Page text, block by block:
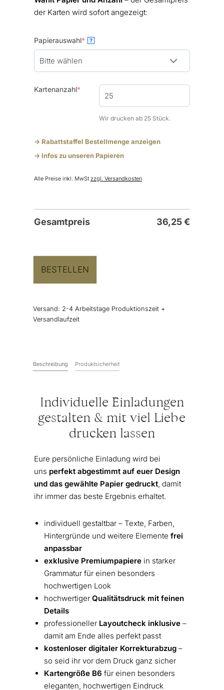
der Karten wird sofort angezeigt:
Papierauswahl*(required)
?
Kartenanzahl*(required)
Wir drucken ab 25 Stück.
-> Rabattstaffel Bestellmenge anzeigen
-> Infos zu unseren Papieren
Alle Preise inkl. MwSt zzgl. Versandkosten
Gesamtpreis 36,25€
BESTELLEN
Versand: 2-4 Arbeitstage Produktionszeit +
Versandlaufzeit
Beschreibung Produktsicherheit
Individuelle Einladungen
gestalten & mit viel Liebe
drucken lassen
Eure persönliche Einladung wird bei
uns perfekt abgestimmt auf euer Design
und das gewählte Papier gedruckt, damit
ihr immer das beste Ergebnis erhaltet.
individuell gestaltbar – Texte, Farben,
Hintergründe und weitere Elemente frei
anpassbar
exklusive Premiumpapierein starker
Grammatur für einen besonders
hochwertigen Look
hochwertiger Qualitätsdruck mit feinen
Details
professioneller Layoutcheck inklusive–
damit am Ende alles perfekt passt
kostenloser digitaler Korrekturabzug–
so seid ihr vor dem Druck ganz sicher
Kartengröße B6 für einen besonders
eleganten, hochwertigen Eindruck